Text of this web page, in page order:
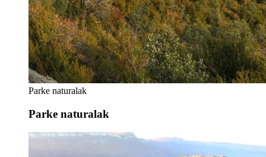
Parke naturalak
Parke naturalak